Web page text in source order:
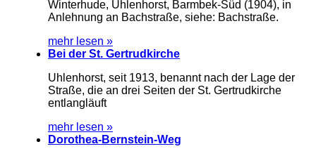
Winterhude, Uhlenhorst, Barmbek-Süd (1904), in
Anlehnung an Bachstraße, siehe: Bachstraße.
mehr lesen »
Bei der St. Gertrudkirche
Uhlenhorst, seit 1913, benannt nach der Lage der
Straße, die an drei Seiten der St. Gertrudkirche
entlangläuft
mehr lesen »
Dorothea-Bernstein-Weg